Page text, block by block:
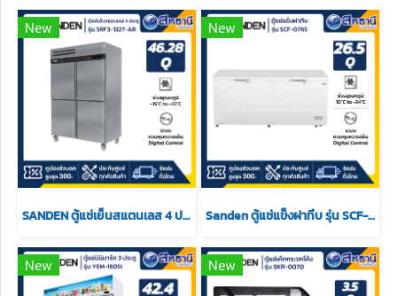
New
SANDEN ตู้แช่เย็นสแตนเลส 4 ประตู แช่แข็ง รุ่น SRF3-1327-AR ขนาด 46.28 Q
New
Sanden ตู้แช่แข็งฝาทึบ รุ่น SCF-0765 ขนาด 26.5 Q
New New